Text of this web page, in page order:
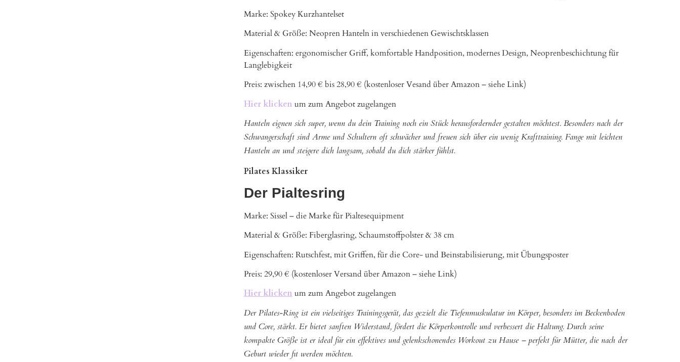
Marke: Spokey Kurzhantelset
Material & Größe: Neopren Hanteln in verschiedenen Gewischtsklassen
Eigenschaften: ergonomischer Griff, komfortable Handposition, modernes Design, Neoprenbeschichtung für
Langlebigkeit
Preis: zwischen 14,90 € bis 28,90 € (kostenloser Vesand über Amazon – siehe Link)
Hier klicken um zum Angebot zugelangen
Hanteln eignen sich super, wenn du dein Training noch ein Stück herausfordernder gestalten möchtest. Besonders nach der
Schwangerschaft sind Arme und Schultern oft schwächer und freuen sich über ein wenig Krafttraining. Fange mit leichten
Hanteln an und steigere dich langsam, sobald du dich stärker fühlst.
Pilates Klassiker
Der Pialtesring
Marke: Sissel – die Marke für Pialtesequipment
Material & Größe: Fiberglasring, Schaumstoffpolster & 38 cm
Eigenschaften: Rutschfest, mit Griffen, für die Core- und Beinstabilisierung, mit Übungsposter
Preis: 29,90 € (kostenloser Versand über Amazon – siehe Link)
Hier klicken um zum Angebot zugelangen
Der Pilates-Ring ist ein vielseitiges Trainingsgerät, das gezielt die Tiefenmuskulatur im Körper, besonders im Beckenboden
und Core, stärkt. Er bietet sanften Widerstand, fördert die Körperkontrolle und verbessert die Haltung. Durch seine
kompakte Größe ist er ideal für ein effektives und gelenkschonendes Workout zu Hause – perfekt für Mütter, die nach der
Geburt wieder fit werden möchten.